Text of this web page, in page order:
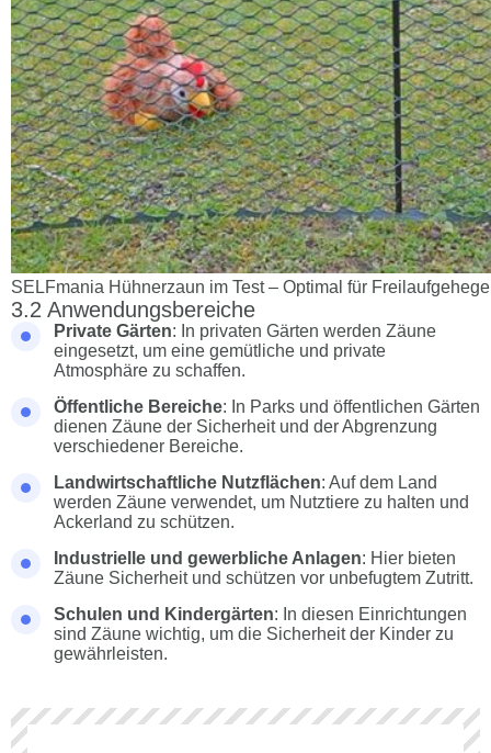
SELFmania Hühnerzaun im Test – Optimal für
Anwendungsbereiche
Private Gärten: In privaten Gärten werden Zäune
eingesetzt, um eine gemütliche und private
Atmosphäre zu schaffen.
Öffentliche Bereiche: In Parks und öffentlichen Gärten
dienen Zäune der Sicherheit und der Abgrenzung
verschiedener Bereiche.
Landwirtschaftliche Nutzflächen: Auf dem Land
werden Zäune verwendet, um Nutztiere zu halten und
Ackerland zu schützen.
Industrielle und gewerbliche Anlagen: Hier bieten
Zäune Sicherheit und schützen vor unbefugtem Zutritt.
Schulen und Kindergärten: In diesen Einrichtungen
sind Zäune wichtig, um die Sicherheit der Kinder zu
gewährleisten.